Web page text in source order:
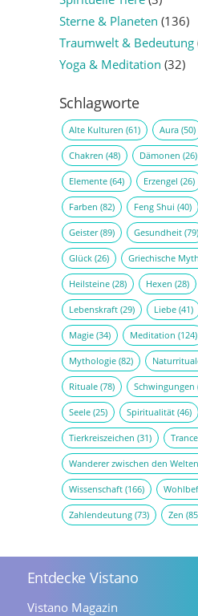
Sterne & Planeten (136)
Traumwelt & Bedeutung
Yoga & Meditation (32)
Schlagworte
Alte Kulturen (61) Aura(50)
Chakren (48) Dämonen (26)
Elemente(64) Erzengel (26)
Farben (82) Feng Shui (40)
Geister(89) Gesundheit(79)
Glück(26) Griechische
Heilsteine(28) Hexen (28)
Lebenskraft(29) Liebe(41)
Magie(34) Meditation (124)
Mythologie(82)
Rituale(78) Schwingungen
Seele(25) Spiritualität(46)
Tierkreiszeichen (31) Trance
Wanderer zwischen den Welten
Wissenschaft(166)
Zahlendeutung(73) Zen
Entdecke Vistano
Vistano Magazin